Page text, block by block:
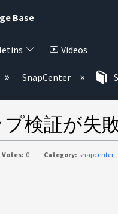
Base
Videos
開/折りたたむ
SnapCenter
プ検証が失
Votes: 0 Category: snapcenter